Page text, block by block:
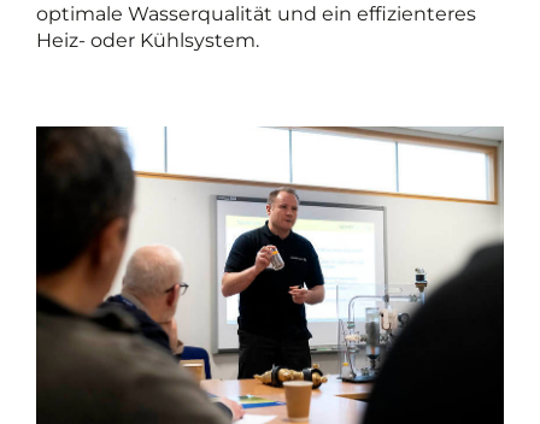
optimale Wasserqualität und ein effizienteres
Heiz- oder Kühlsystem.